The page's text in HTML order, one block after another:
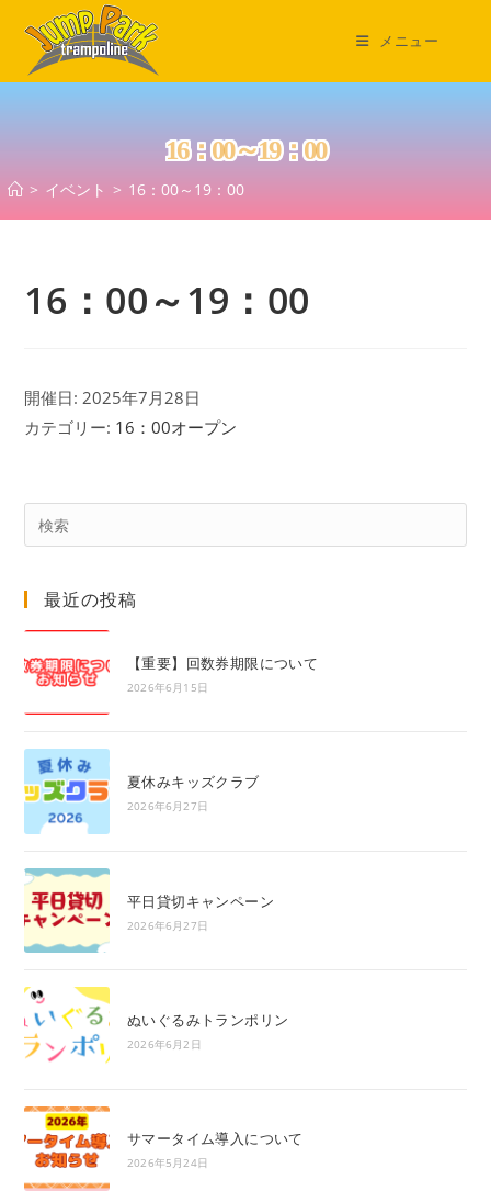
ス
メニュー
16：00～19：00
> イベント > 16：00～19：00
16：00～19：00
開催日: 2025年7月28日
カテゴリー: 16：00オープン
最近の投稿
【重要】回数券期限について
2026年6月15日
夏休みキッズクラブ
2026年6月27日
平日貸切キャンペーン
2026年6月27日
ぬいぐるみトランポリン
2026年6月2日
サマータイム導入について
2026年5月24日